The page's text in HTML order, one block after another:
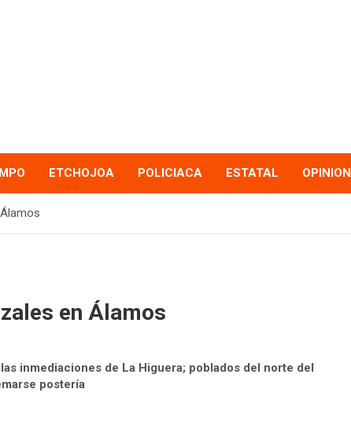
ETCHOJOA POLICIACA ESTATAL OPINION
en Álamos
inmediaciones de La Higuera; poblados del norte del
postería